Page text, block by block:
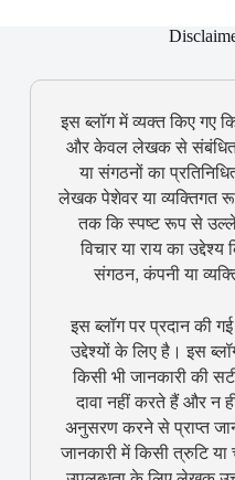
इस ब्लॉग में व्यक्त किए गए
और केवल लेखक से संबंधित
या संगठनों का
लेखक पेशेवर या व्यक्तिगत
तक कि स्पष्ट रूप से
विचार या राय का
संगठन, कंपनी या
इस ब्लॉग पर प्रदान की
उद्देश्यों के लिए है। इस
किसी भी जानकारी की
दावा नहीं करते हैं और न
अनुसरण करने से प्राप्त
जानकारी में किसी त्रुटि